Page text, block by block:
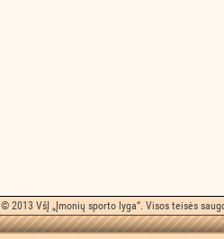
© 2013 VšĮ „Įmonių sporto lyga“. Visos teisės